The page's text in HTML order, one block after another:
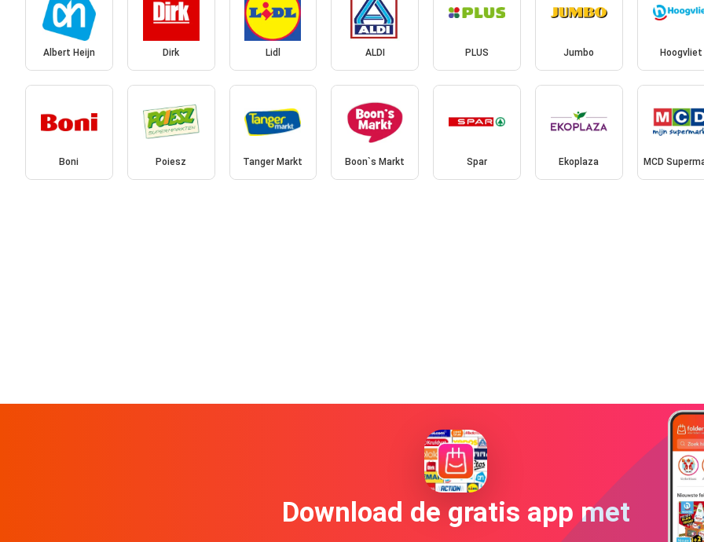
Albert Heijn Dirk Lidl ALDI PLUS Jumbo Hoogvliet
Boni Poiesz Tanger Markt Boon`s Markt Spar Ekoplaza MCD
Download de gratis app met